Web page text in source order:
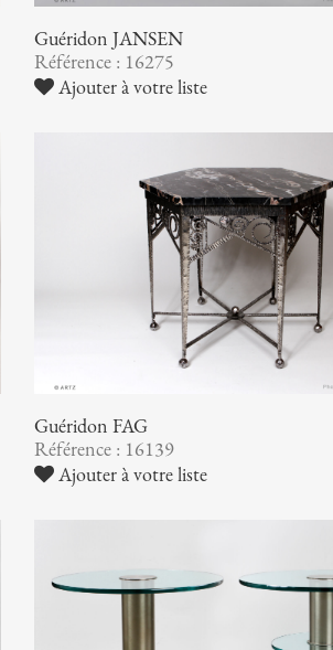
Guéridon JANSEN
Référence : 16275
Ajouter à votre liste
Guéridon FAG
Référence : 16139
Ajouter à votre liste